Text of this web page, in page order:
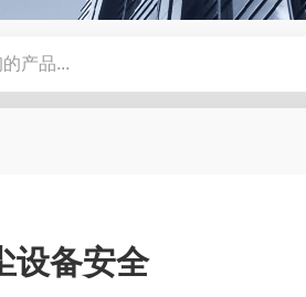
FPC抗寒耐湿 FPC 折弯机
设备安全